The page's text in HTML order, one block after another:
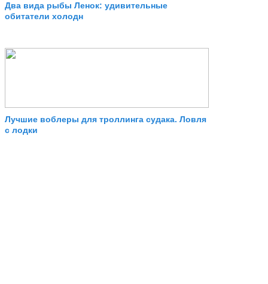
Два вида рыбы Ленок: удивительные
обитатели холодн
Лучшие воблеры для троллинга судака. Ловля
с лодки